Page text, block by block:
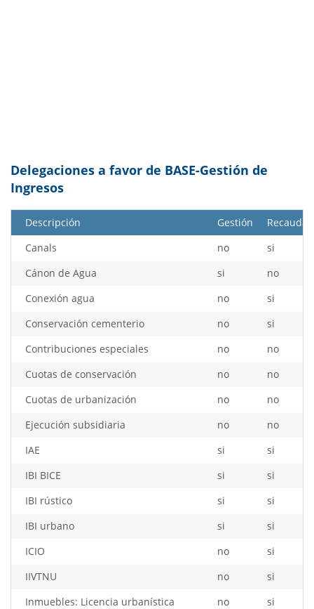
Delegaciones a favor de BASE-Gestión de
Ingresos
Descripción Gestión
Canals
no
si
Cánon de Agua
si
no
Conexión agua
no
si
Conservación cementerio
no
si
Contribuciones especiales
no
no
Cuotas de conservación
no
no
Cuotas de urbanización
no
no
Ejecución subsidiaria
no
no
IAE
si
si
IBI BICE
si
si
IBI rústico
si
si
IBI urbano
si
si
ICIO
no
si
IIVTNU
no
si
Inmuebles: Licencia urbanística
no
si